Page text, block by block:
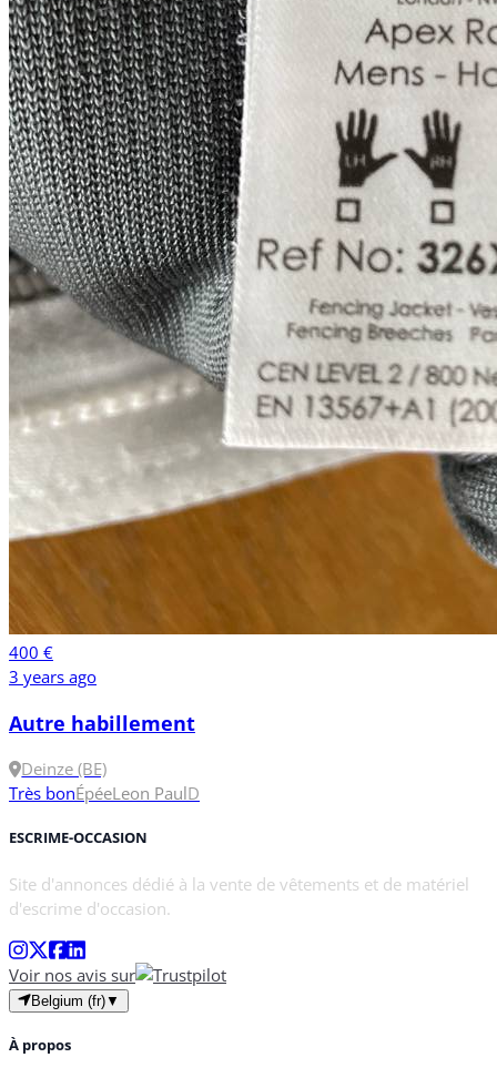
400 €
3 years ago
Autre habillement
Deinze (BE)
Très bonÉpéeLeon PaulD
ESCRIME-OCCASION
Site d'annonces dédié à la vente de vêtements et de matériel
d'escrime d'occasion.
Voir nos avis sur
Belgium (fr)▼
À propos